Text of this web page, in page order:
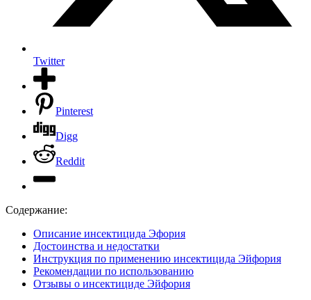
Twitter
Pinterest
Digg
Reddit
Содержание:
Описание инсектицида Эфория
Достоинства и недостатки
Инструкция по применению инсектицида Эйфория
Рекомендации по использованию
Отзывы о инсектициде Эйфория